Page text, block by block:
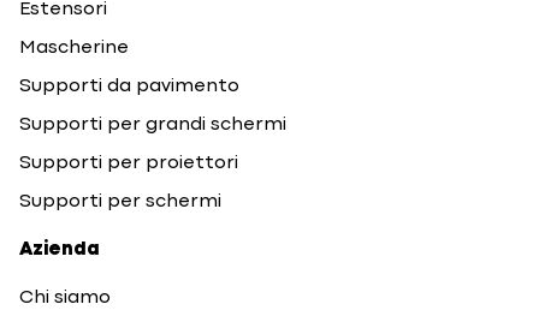
Estensori
Mascherine
Supporti da pavimento
Supporti per grandi schermi
Supporti per proiettori
Supporti per schermi
Azienda
Chi siamo